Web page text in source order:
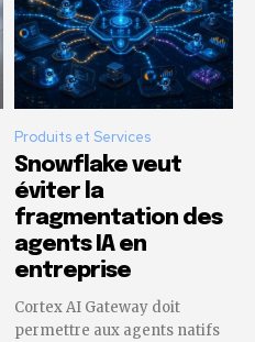
Produits et Services
Snowflake veut
éviter la
fragmentation des
agents IA en
entreprise
Cortex AI Gateway doit
permettre aux agents natifs